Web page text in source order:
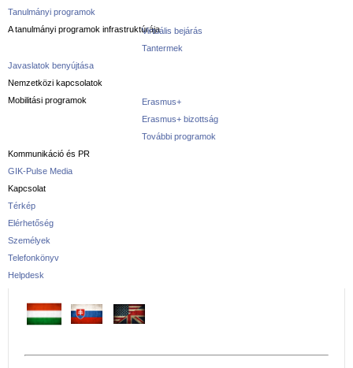
Tanulmányi programok
A tanulmányi programok infrastruktúrájaVirtuális bejárás
Tantermek
Javaslatok benyújtása
Nemzetközi kapcsolatok
Mobilitási programok
Erasmus+
Erasmus+ bizottság
További programok
Kommunikáció és PR
GIK-Pulse Media
Kapcsolat
Térkép
Elérhetőség
Személyek
Telefonkönyv
Helpdesk